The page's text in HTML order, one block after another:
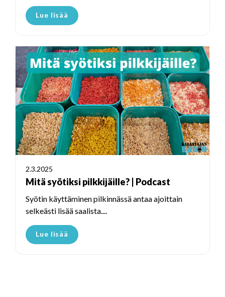
Lue lisää
2.3.2025
Mitä syötiksi pilkkijäille? | Podcast
Syötin käyttäminen pilkinnässä antaa ajoittain
selkeästi lisää saalista....
Lue lisää